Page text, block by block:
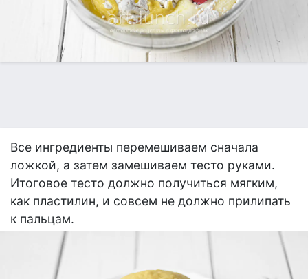
Все ингредиенты перемешиваем сначала
ложкой, а затем замешиваем тесто руками.
Итоговое тесто должно получиться мягким,
как пластилин, и совсем не должно прилипать
к пальцам.